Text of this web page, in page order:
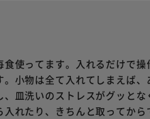
使ってます。入れるだけで
小物は全て入れてしまえば
皿洗いのストレスがグッと
れたり、きちんと取ってか